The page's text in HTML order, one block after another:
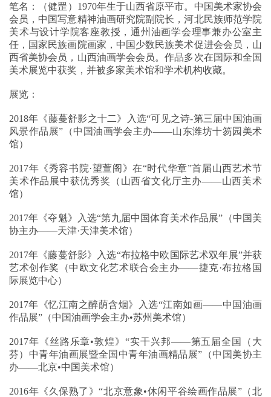
笔名：（健罡）1970年生于山西省原平市。中国美术家协会
会员，中国写意精神油画研究院副院长，河北民族师范学院
美术与设计学院客座教授，通州油画学会理事兼办公室主
任，国家民族画院画家，中国少数民族美术促进会会员，山
西省美协会员，山西油画学会会员。作品多次在国际和全国
美术展览中获奖，并被多家美术馆和学术机构收藏。
展览：
2018年《藤蔓舒影之十二》入选“可见之诗-第三届中国油画
风景作品展”（中国油画学会主办——山东潍坊十笏园美术
馆）
2017年《秀容书院·望萱阁》在“时代华章”首届山西艺术节
美术作品展中获优秀奖（山西省文化厅主办——山西美术
馆）
2017年《夺魁》入选“第九届中国体育美术作品展”（中国美
协主办——天津·天津美术馆）
2017年《藤蔓舒影》入选“布拉格中欧国际艺术双年展”并获
艺术创作奖（中欧文化艺术联合会主办——捷克·布拉格国
际展览中心）
2017年《忆江南之醉荫含烟》入选“江南如画——中国油画
作品展”（中国油画学会主办•苏州美术馆）
2017年《丝路乐章•敦煌》“实干兴邦——第五届全国（大
芬）中青年油画展暨全国中青年油画精品展”（中国美协主
办——北京•中国美术馆）
2016年《久保熟了》“北京意象•休闲平谷绘画作品展”（北